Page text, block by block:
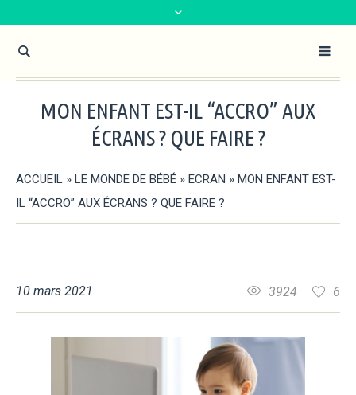
MON ENFANT EST-IL “ACCRO” AUX
ÉCRANS ? QUE FAIRE ?
ACCUEIL » LE MONDE DE BÉBÉ » ECRAN » MON ENFANT EST-
IL “ACCRO” AUX ÉCRANS ? QUE FAIRE ?
10 mars 2021 6
3924